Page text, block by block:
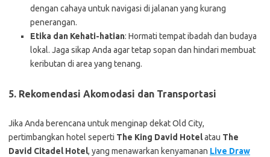
dengan cahaya untuk navigasi di jalanan yang kurang
penerangan.
Etika dan Kehati-hatian: Hormati tempat ibadah dan budaya
lokal. Jaga sikap Anda agar tetap sopan dan hindari membuat
keributan di area yang tenang.
5. Rekomendasi Akomodasi dan Transportasi
Jika Anda berencana untuk menginap dekat Old City,
pertimbangkan hotel seperti The King David Hotelatau The
David Citadel Hotel, yang menawarkan kenyamanan Live Draw